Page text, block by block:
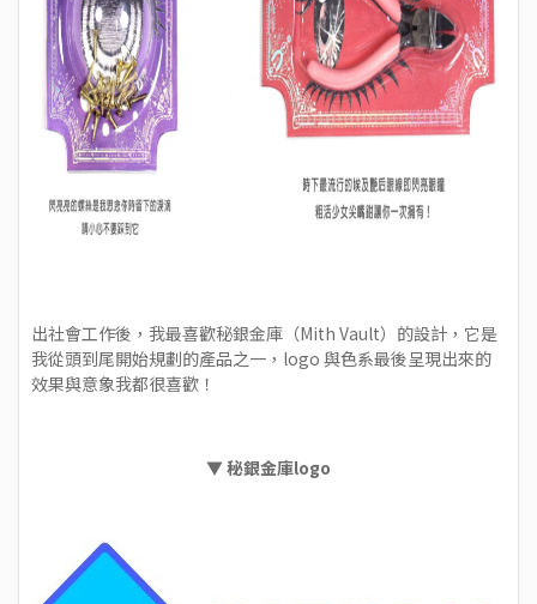
出社會工作後，我最喜歡秘銀金庫（Mith Vault）的設計，它是
我從頭到尾開始規劃的產品之一，logo 與色系最後呈現出來的
效果與意象我都很喜歡！
▼秘銀金庫logo